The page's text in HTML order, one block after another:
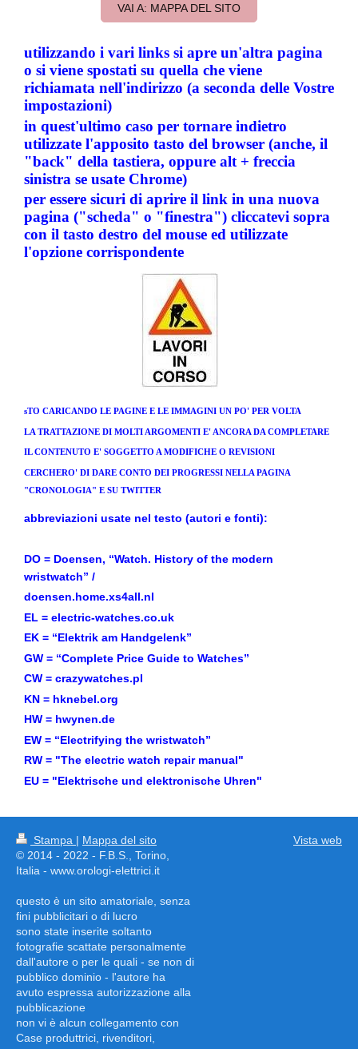
VAI A: MAPPA DEL SITO
utilizzando i vari links si apre un'altra pagina
o si viene spostati su quella che viene
richiamata nell'indirizzo (a seconda delle Vostre
impostazioni)
in quest'ultimo caso per tornare indietro
utilizzate l'apposito tasto del browser (anche, il
"back" della tastiera, oppure alt + freccia
sinistra se usate Chrome)
per essere sicuri di aprire il link in una nuova
pagina ("scheda" o "finestra") cliccatevi sopra
con il tasto destro del mouse ed utilizzate
l'opzione corrispondente
sTO CARICANDO LE PAGINE E LE IMMAGINI UN PO' PER VOLTA
LA TRATTAZIONE DI MOLTI ARGOMENTI E' ANCORA DA COMPLETARE
IL CONTENUTO E' SOGGETTO A MODIFICHE O REVISIONI
CERCHERO' DI DARE CONTO DEI PROGRESSI NELLA PAGINA
"CRONOLOGIA" E SU TWITTER
abbreviazioni usate nel testo (autori e fonti):
DO = Doensen, “Watch. History of the modern
wristwatch” /
doensen.home.xs4all.nl
EL = electric-watches.co.uk
EK = “Elektrik am Handgelenk”
GW = “Complete Price Guide to Watches”
CW = crazywatches.pl
KN = hknebel.org
HW = hwynen.de
EW = “Electrifying the wristwatch”
RW = "The electric watch repair manual"
EU = "Elektrische und elektronische Uhren"
Stampa | Mappa del sito
© 2014 - 2022 - F.B.S., Torino,
Italia - www.orologi-elettrici.it
questo è un sito amatoriale, senza
fini pubblicitari o di lucro
sono state inserite soltanto
fotografie scattate personalmente
dall'autore o per le quali - se non di
pubblico dominio - l'autore ha
avuto espressa autorizzazione alla
pubblicazione
non vi è alcun collegamento con
Case produttrici, rivenditori,
Vista web